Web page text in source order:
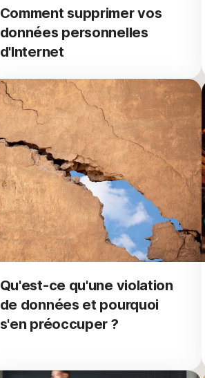
Comment supprimer vos
données personnelles
d'Internet
Qu'est-ce qu'une violation
de données et pourquoi
s'en préoccuper ?